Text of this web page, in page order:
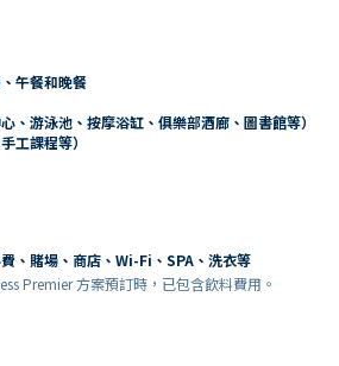
午餐和晚餐
、游泳池、按摩浴缸、俱樂部酒廊、圖書館等）
工課程等）
、賭場、商店、Wi-Fi、SPA、洗衣等
Premier 方案預訂時，已包含飲料費用。